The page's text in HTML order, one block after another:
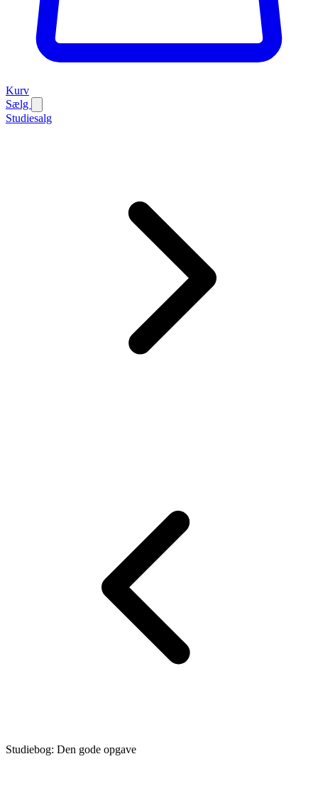
Kurv
Sælg
Studiesalg
Studiebog: Den gode opgave